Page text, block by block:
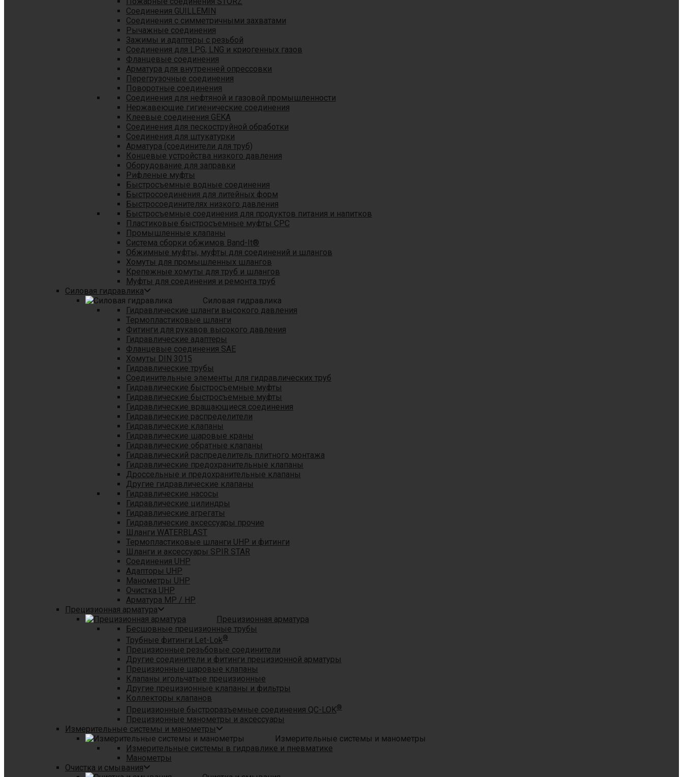
Соединения GUILLEMIN
Соединения с симметричными захватами
Рычажные соединения
Зажимы и адаптеры с резьбой
Соединения для LPG, LNG и криогенных газов
Фланцевые соединения
Арматура для внутренней опрессовки
Перегрузочные соединения
Поворотные соединения
Соединения для нефтяной и газовой промышленности
Нержавеющие гигиенические соединения
Клеевые соединения GEKA
Соединения для пескоструйной обработки
Cоединения для штукатурки
Арматура (соединители для труб)
Концевые устройства низкого давления
Оборудование для заправки
Рифленые муфты
Быстросъемные водные соединения
Быстросоединения для литейных форм
Быстросоединителях низкого давления
Быстросъемные соединения для продуктов питания и напитков
Пластиковые быстросъемные муфты CPC
Промышленные клапаны
Система сборки обжимов Band-It®
Обжимные муфты, муфты для соединений и шлангов
Хомуты для промышленных шлангов
Крепежные хомуты для труб и шлангов
Муфты для соединения и ремонта труб
Силовая гидравлика
Силовая гидравлика
Гидравлические шланги высокого давления
Термопластиковые шланги
Фитинги для рукавов высокого давления
Гидравлические адаптеры
Фланцевые соединения SAE
Хомуты DIN 3015
Гидравлические трубы
Соединительные элементы для гидравлических труб
Гидравлические быстросъемные муфты
Гидравлические быстросъемные муфты
Гидравлические вращающиеся соединения
Гидравлические распределители
Гидравлические клапаны
Гидравлические шаровые краны
Гидравлические обратные клапаны
Гидравлический распределитель плитного монтажа
Гидравлические предохранительные клапаны
Дроссельные и предохранительные клапаны
Другие гидравлические клапаны
Гидравлические насосы
Гидравлические цилиндры
Гидравлические агрегаты
Гидравлические аксессуары прочие
Шланги WATERBLAST
Термопластиковые шланги UHP и фитинги
Шланги и аксессуары SPIR STAR
Соединения UHP
Адапторы UHP
Манометры UHP
Очистка UHP
Арматура MP / HP
Прецизионная арматура
Прецизионная арматура
Бесшовные прецизионные трубы
Трубные фитинги Let-Lok®
Прецизионные резьбовые соединители
Другие соединители и фитинги прецизионной арматуры
Прецизионные шаровые клапаны
Клапаны игольчатые прецизионные
Другие прецизионные клапаны и фильтры
Коллекторы клапанов
Прецизионные быстроразъемные соединения QC-LOK®
Прецизионные манометры и аксессуары
Измерительные системы и манометры
Измерительные системы и манометры
Измерительные системы в гидравлике и пневматике
Манометры
Очистка и смывания